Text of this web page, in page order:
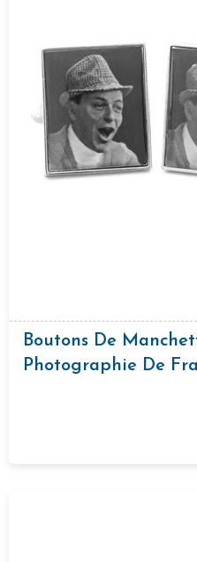
Boutons De
Photographie De